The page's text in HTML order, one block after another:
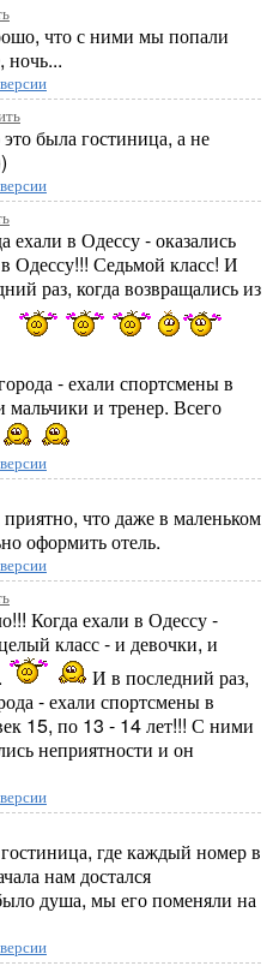
что с ними мы попали
ночь...
была гостиница, а не
в Одессу - оказались
Одессу!!! Седьмой класс! И
раз, когда возвращались из
- ехали спортсмены в
и тренер. Всего
что даже в маленьком
оформить отель.
Когда ехали в Одессу -
класс - и девочки, и
И в последний раз,
- ехали спортсмены в
15, по 13 - 14 лет!!! С ними
неприятности и он
где каждый номер в
нам достался
душа, мы его поменяли на